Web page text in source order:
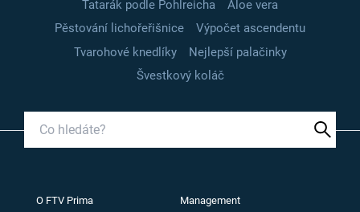
Tatarák podle Pohlreicha
Aloe vera
Pěstování lichořeřišnice
Výpočet ascendentu
Tvarohové knedlíky
Nejlepší palačinky
Švestkový koláč
O FTV Prima Management